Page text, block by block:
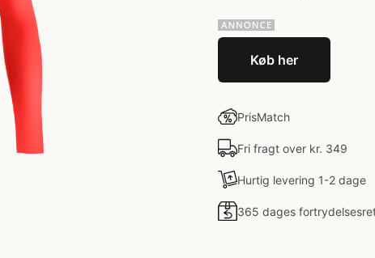
Køb her
PrisMatch
Fri fragt over kr. 349
Hurtig levering 1-2 dage
365 dages